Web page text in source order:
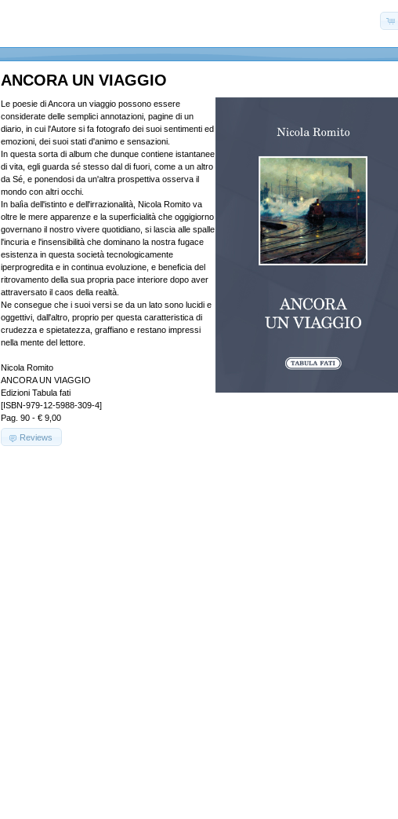
ANCORA UN VIAGGIO
Le poesie di Ancora un viaggio possono essere
considerate delle semplici annotazioni, pagine di un
diario, in cui l'Autore si fa fotografo dei suoi sentimenti ed
emozioni, dei suoi stati d'animo e sensazioni.
In questa sorta di album che dunque contiene istantanee
di vita, egli guarda sé stesso dal di fuori, come a un altro
da Sé, e ponendosi da un'altra prospettiva osserva il
mondo con altri occhi.
In balìa dell'istinto e dell'irrazionalità, Nicola Romito va
oltre le mere apparenze e la superficialità che oggigiorno
governano il nostro vivere quotidiano, si lascia alle spalle
l'incuria e l'insensibilità che dominano la nostra fugace
esistenza in questa società tecnologicamente
iperprogredita e in continua evoluzione, e beneficia del
ritrovamento della sua propria pace interiore dopo aver
attraversato il caos della realtà.
Ne consegue che i suoi versi se da un lato sono lucidi e
oggettivi, dall'altro, proprio per questa caratteristica di
crudezza e spietatezza, graffiano e restano impressi
nella mente del lettore.
Nicola Romito
ANCORA UN VIAGGIO
Edizioni Tabula fati
[ISBN-979-12-5988-309-4]
Pag. 90 - € 9,00
Reviews